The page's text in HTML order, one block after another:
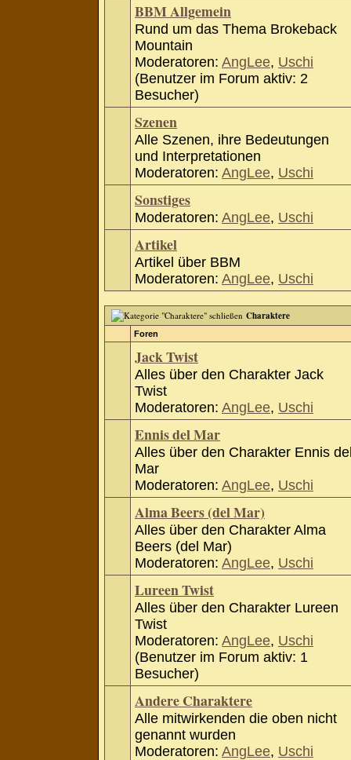
BBM Allgemein
Rund um das Thema Brokeback
Mountain
Moderatoren: AngLee, Uschi
(Benutzer im Forum aktiv: 2
Besucher)
Szenen
Alle Szenen, ihre Bedeutungen
und Interpretationen
Moderatoren: AngLee, Uschi
Sonstiges
Moderatoren: AngLee, Uschi
Artikel
Artikel über BBM
Moderatoren: AngLee, Uschi
Charaktere
Foren
Jack Twist
Alles über den Charakter Jack
Twist
Moderatoren: AngLee, Uschi
Ennis del Mar
Alles über den Charakter Ennis
Mar
Moderatoren: AngLee, Uschi
Alma Beers (del Mar)
Alles über den Charakter Alma
Beers (del Mar)
Moderatoren: AngLee, Uschi
Lureen Twist
Alles über den Charakter Lureen
Twist
Moderatoren: AngLee, Uschi
(Benutzer im Forum aktiv: 1
Besucher)
Andere Charaktere
Alle mitwirkenden die oben nicht
genannt wurden
Moderatoren: AngLee, Uschi